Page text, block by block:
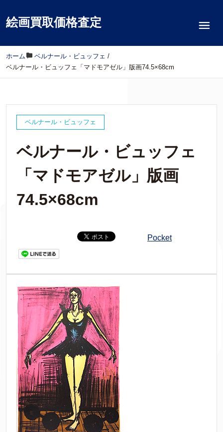
絵画買取価格査定
ホーム / ベルナール・ビュッフェ /
ベルナール・ビュッフェ「マドモアゼル」版画74.5×68cm
ベルナール・ビュッフェ
ベルナール・ビュッフェ
「マドモアゼル」版画
74.5×68cm
Pocket